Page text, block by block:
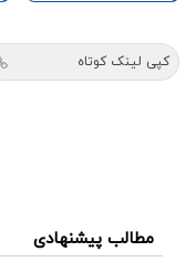
کپی لینک کوتاه
مطالب پیشنهادی